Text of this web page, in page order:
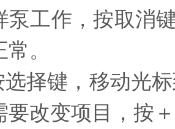
泵工作，按取消
。
键，移动光标
要改变项目，按